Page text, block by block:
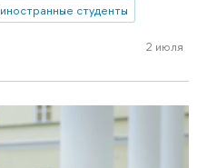
иностранные студенты
2 июля